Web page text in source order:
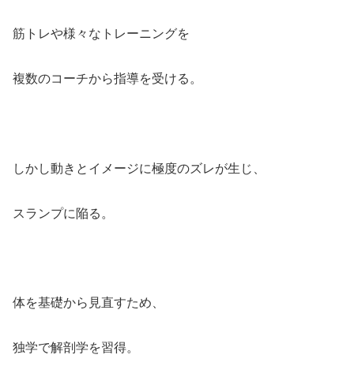
筋トレや様々なトレーニングを
複数のコーチから指導を受ける。
しかし動きとイメージに極度のズレが生じ、
スランプに陥る。
体を基礎から見直すため、
独学で解剖学を習得。